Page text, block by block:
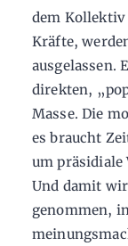
dem Kollektiv
Kräfte,
ausgelassen.
direkten,
Masse. Die
es braucht
um präsidiale
Und damit
genommen,